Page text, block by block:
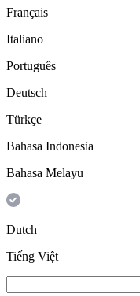
Français
Italiano
Português
Deutsch
Türkçe
Bahasa Indonesia
Bahasa Melayu
Dutch
Tiếng Việt